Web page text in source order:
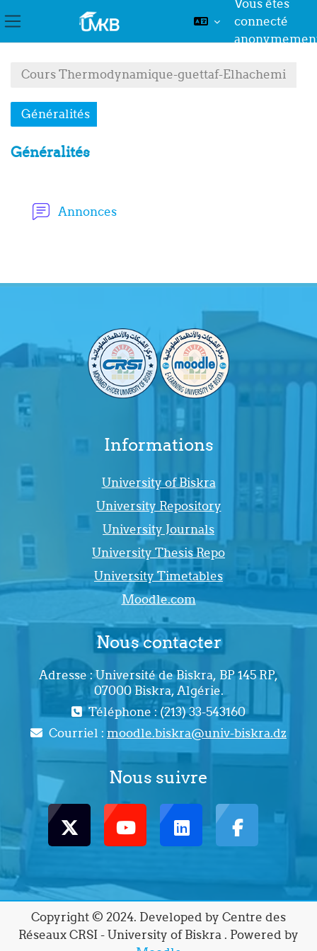
Panneau latéral
Vous êtes
connecté
Cours Thermodynamique-guettaf-Elhachemi
Généralités
Généralités
Annonces
Informations
University of Biskra
University Repository
University Journals
University Thesis Repo
University Timetables
Moodle.com
Nous contacter
Adresse : Université de Biskra, BP 145 RP,
07000 Biskra, Algérie.
Téléphone : (213) 33-543160
Courriel : moodle.biskra@univ-biskra.dz
Nous suivre
Copyright © 2024. Developed by Centre des
Réseaux CRSI - University of Biskra . Powered by